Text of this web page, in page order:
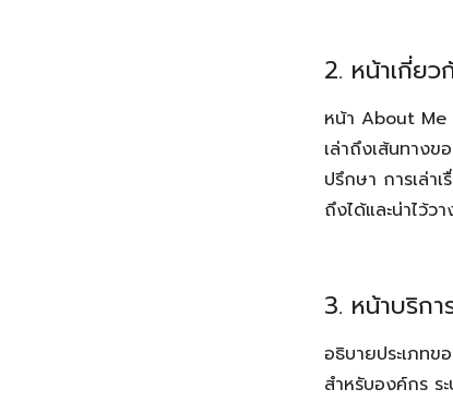
2. หน้าเกี่ย
หน้า About Me
เล่าถึงเส้นทาง
ปรึกษา การเล่า
ถึงได้และน่าไว้วา
3. หน้าบริกา
อธิบายประเภท
สำหรับองค์กร ร